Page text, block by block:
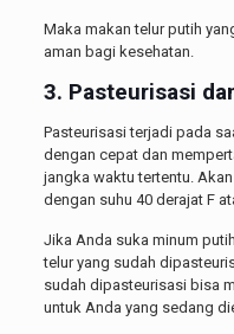
Maka makan telur putih
aman bagi kesehatan.
3. Pasteurisasi
Pasteurisasi terjadi pada
dengan cepat dan
jangka waktu tertentu.
dengan suhu 40 derajat F
Jika Anda suka minum
telur yang sudah
sudah dipasteurisasi bisa
untuk Anda yang sedang